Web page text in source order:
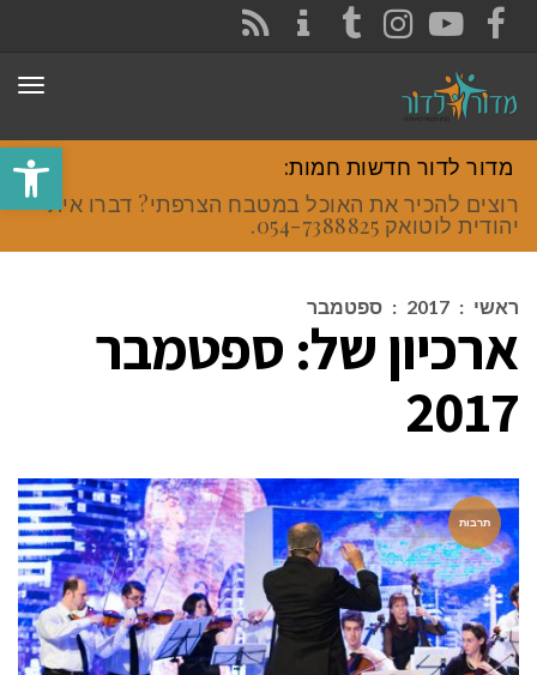
פתח
FACEBOOK
YOUTUBE
INSTAGRAM
TUMBLR
מדור לדור חדשות חמות:
רוצים להכיר את האוכל במטבח הצרפתי? דברו איתי
יהודית לוטואק 054-7388825.
ראשי :
2017
: ספטמבר
ארכיון של: ספטמבר
2017
תרבות